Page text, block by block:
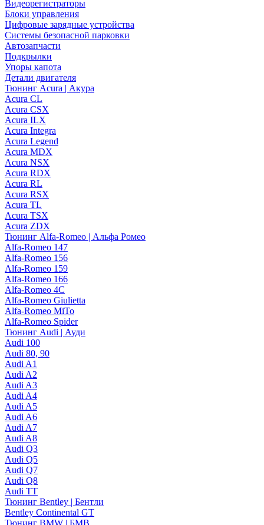
Видеорегистраторы
Блоки управления
Цифровые зарядные устройства
Системы безопасной парковки
Автозапчасти
Подкрылки
Упоры капота
Детали двигателя
Тюнинг Acura | Акура
Acura CL
Acura CSX
Acura ILX
Acura Integra
Acura Legend
Acura MDX
Acura NSX
Acura RDX
Acura RL
Acura RSX
Acura TL
Acura TSX
Acura ZDX
Тюнинг Alfa-Romeo | Альфа Ромео
Alfa-Romeo 147
Alfa-Romeo 156
Alfa-Romeo 159
Alfa-Romeo 166
Alfa-Romeo 4C
Alfa-Romeo Giulietta
Alfa-Romeo MiTo
Alfa-Romeo Spider
Тюнинг Audi | Ауди
Audi 100
Audi 80, 90
Audi A1
Audi A2
Audi A3
Audi A4
Audi A5
Audi A6
Audi A7
Audi A8
Audi Q3
Audi Q5
Audi Q7
Audi Q8
Audi TT
Тюнинг Bentley | Бентли
Bentley Continental GT
Тюнинг BMW | БМВ